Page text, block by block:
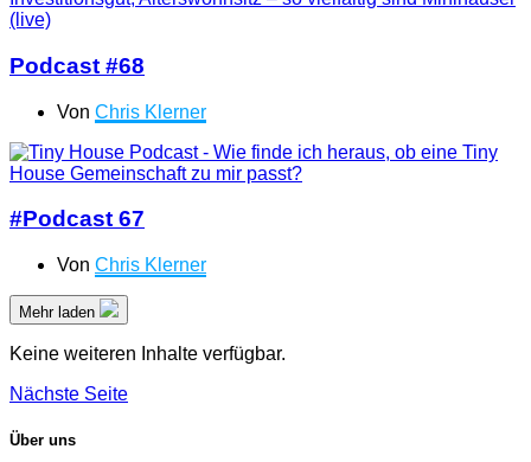
Podcast #68
Von Chris Klerner
#Podcast 67
Von Chris Klerner
Mehr laden
Keine weiteren Inhalte verfügbar.
Nächste Seite
Über uns